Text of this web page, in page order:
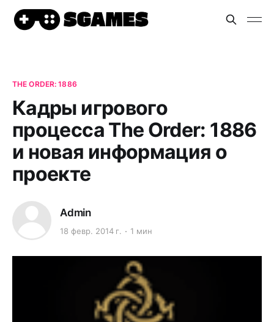
THE ORDER: 1886
Кадры игрового
процесса The Order: 1886
и новая информация о
проекте
Admin
18 февр. 2014 г. 1 мин